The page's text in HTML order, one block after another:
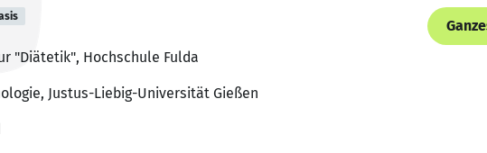
"Diätetik", Hochschule Fulda
Justus-Liebig-Universität Gießen